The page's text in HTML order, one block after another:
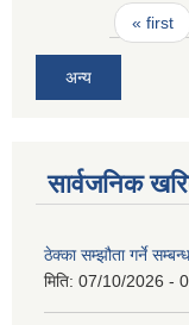
Pages« first
अन्य
सार्वजनिक
ठेक्का सम्झौता गर्ने
मिति: 07/10/2026 -